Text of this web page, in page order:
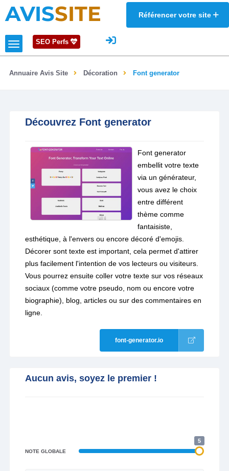
AVISSITE Référencer votre site
SEO Perfs
Annuaire Avis Site Décoration Font generator
Découvrez Font generator
Font generator
embellit votre texte
via un générateur,
vous avez le choix
entre différent
thème comme
fantaisiste,
esthétique, à l'envers ou encore décoré d'emojis.
Décorer sont texte est important, cela permet d'attirer
plus facilement l'intention de vos lecteurs ou visiteurs.
Vous pourrez ensuite coller votre texte sur vos réseaux
sociaux (comme votre pseudo, nom ou encore votre
biographie), blog, articles ou sur des commentaires en
ligne.
font-generator.io
Aucun avis, soyez le premier !
NOTE GLOBALE
5